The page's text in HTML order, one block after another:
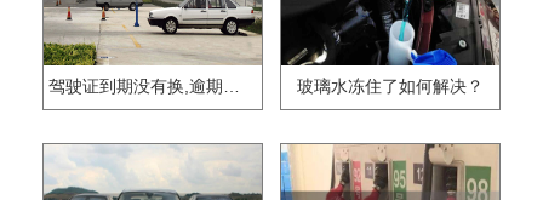
驾驶证到期没有换,逾期怎么办?? 玻璃水冻住了如何解决？